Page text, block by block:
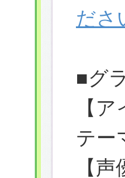
ださ
■グ
【
テー
【